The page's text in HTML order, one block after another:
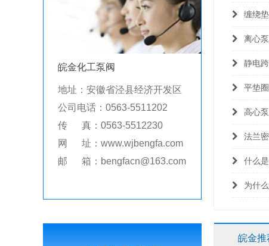
皖金化工泵阀
地址：安徽省泾县经济开发区
公司电话：0563-5511202
传 真：0563-5512230
网 址：www.wjbengfa.com
邮 箱：bengfacn@163.com
缠绕
离心
静电
平垫
高心
法兰
什么
为什
皖金推